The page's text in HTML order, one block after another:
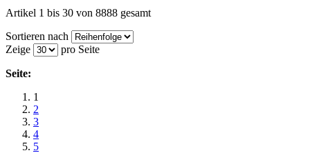
Artikel 1 bis 30 von 8888 gesamt
Sortieren nach
Zeige
pro Seite
Seite:
1
2
3
4
5